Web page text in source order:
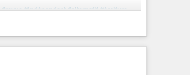
#revue #indépendant #alternatif #écriture